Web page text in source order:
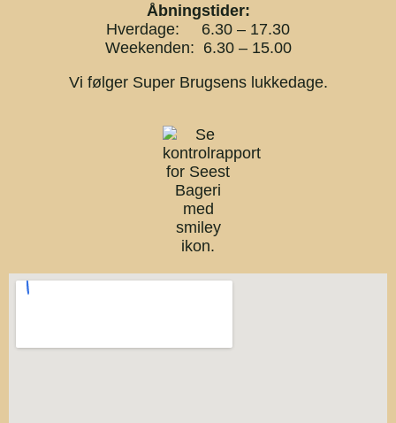
Åbningstider:
Hverdage: 6.30 – 17.30
Weekenden: 6.30 – 15.00
Vi følger Super Brugsens lukkedage.